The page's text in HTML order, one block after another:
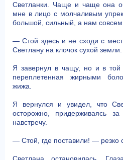
Светланки. Чаще и чаще она
мне в лицо с молчаливым
большой, сильный, а нам
— Стой здесь и не сходи с
Светлану на клочок сухой земли.
Я завернул в чащу, но и в той
переплетенная жирными
жижа.
Я вернулся и увидел, что
осторожно, придерживаясь
навстречу.
— Стой, где поставили! — резко